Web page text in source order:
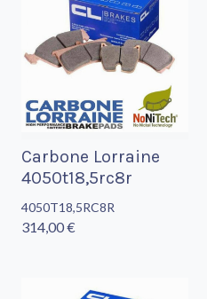
Carbone Lorraine
4050t18,5rc8r
4050T18,5RC8R
314,00 €